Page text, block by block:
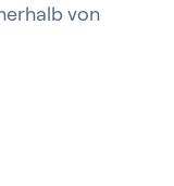
von